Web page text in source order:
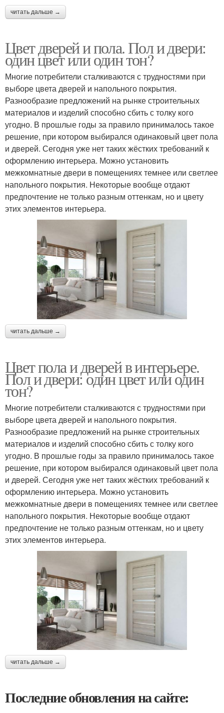
читать дальше →
Цвет дверей и пола. Пол и двери:
один цвет или один тон?
Многие потребители сталкиваются с трудностями при
выборе цвета дверей и напольного покрытия.
Разнообразие предложений на рынке строительных
материалов и изделий способно сбить с толку кого
угодно. В прошлые годы за правило принималось такое
решение, при котором выбирался одинаковый цвет пола
и дверей. Сегодня уже нет таких жёстких требований к
оформлению интерьера. Можно установить
межкомнатные двери в помещениях темнее или светлее
напольного покрытия. Некоторые вообще отдают
предпочтение не только разным оттенкам, но и цвету
этих элементов интерьера.
читать дальше →
Цвет пола и дверей в интерьере.
Пол и двери: один цвет или один
тон?
Многие потребители сталкиваются с трудностями при
выборе цвета дверей и напольного покрытия.
Разнообразие предложений на рынке строительных
материалов и изделий способно сбить с толку кого
угодно. В прошлые годы за правило принималось такое
решение, при котором выбирался одинаковый цвет пола
и дверей. Сегодня уже нет таких жёстких требований к
оформлению интерьера. Можно установить
межкомнатные двери в помещениях темнее или светлее
напольного покрытия. Некоторые вообще отдают
предпочтение не только разным оттенкам, но и цвету
этих элементов интерьера.
читать дальше →
Последние обновления на сайте: